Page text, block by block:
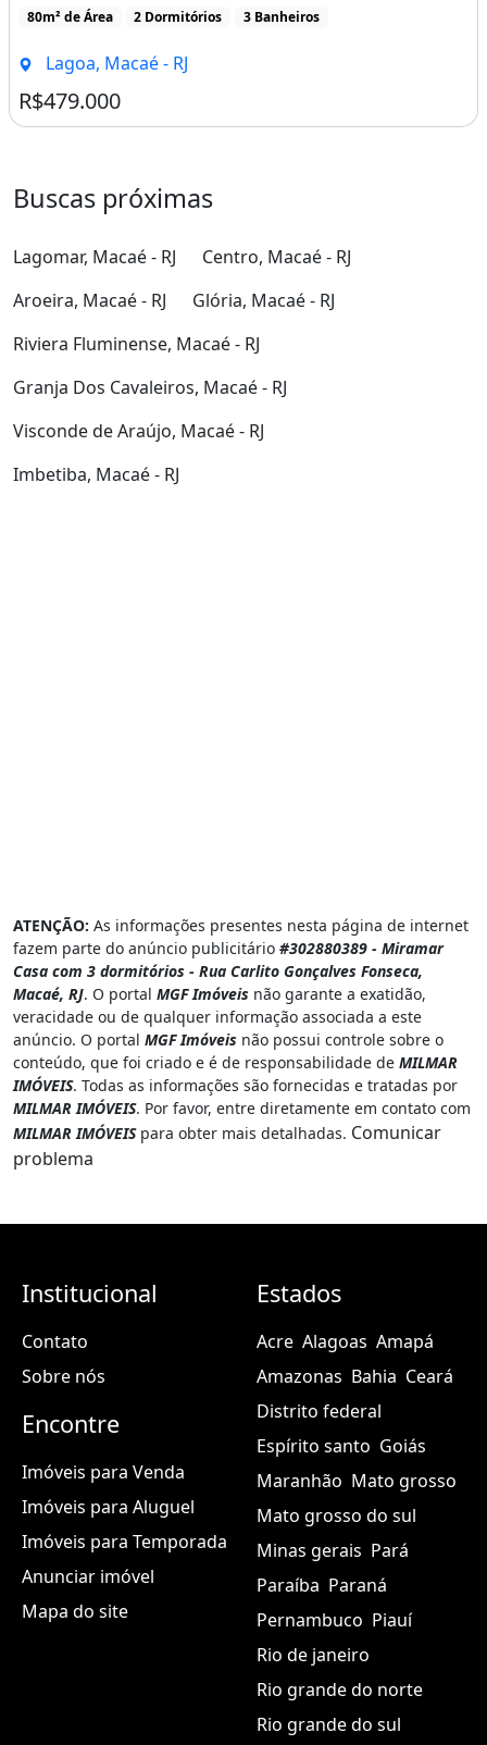
80m² de Área 2 Dormitórios 3 Banheiros
Lagoa, Macaé - RJ
R$479.000
Buscas próximas
Lagomar, Macaé - RJ
Centro, Macaé - RJ
Aroeira, Macaé - RJ
Glória, Macaé - RJ
Riviera Fluminense, Macaé - RJ
Granja Dos Cavaleiros, Macaé - RJ
Visconde de Araújo, Macaé - RJ
Imbetiba, Macaé - RJ
ATENÇÃO: As informações presentes nesta página de internet
fazem parte do anúncio publicitário #302880389 - Miramar
Casa com 3 dormitórios - Rua Carlito Gonçalves Fonseca,
Macaé, RJ. O portal MGF Imóveis não garante a exatidão,
veracidade ou de qualquer informação associada a este
anúncio. O portal MGF Imóveis não possui controle sobre o
conteúdo, que foi criado e é de responsabilidade de MILMAR
IMÓVEIS. Todas as informações são fornecidas e tratadas por
MILMAR IMÓVEIS. Por favor, entre diretamente em contato com
MILMAR IMÓVEISpara obter mais detalhadas. Comunicar
problema
Institucional
Contato
Sobre nós
Encontre
Imóveis para Venda
Imóveis para Aluguel
Imóveis para Temporada
Anunciar imóvel
Mapa do site
Estados
Acre Alagoas Amapá
Amazonas Bahia Ceará
Distrito federal
Espírito santo Goiás
Maranhão Mato grosso
Mato grosso do sul
Minas gerais Pará
Paraíba Paraná
Pernambuco Piauí
Rio de janeiro
Rio grande do norte
Rio grande do sul